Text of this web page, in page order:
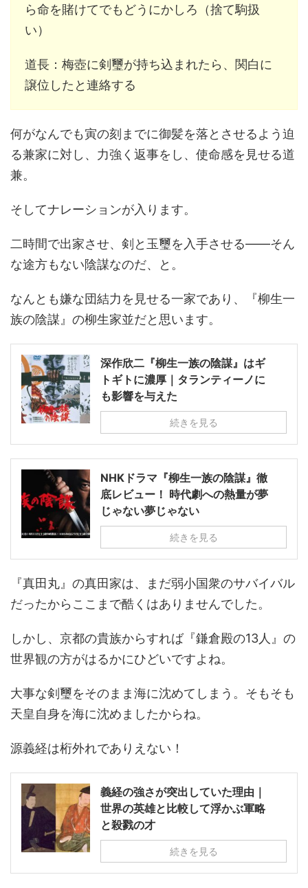
ら命を賭けてでもどうにかしろ（捨て駒扱
い）
道長：梅壺に剣璽が持ち込まれたら、関白に
譲位したと連絡する
何がなんでも寅の刻までに御髪を落とさせるよう迫
る兼家に対し、力強く返事をし、使命感を見せる道
兼。
そしてナレーションが入ります。
二時間で出家させ、剣と玉璽を入手させる――そん
な途方もない陰謀なのだ、と。
なんとも嫌な団結力を見せる一家であり、『柳生一
族の陰謀』の柳生家並だと思います。
深作欣二『柳生一族の陰謀』はギ
トギトに濃厚｜タランティーノに
も影響を与えた
続きを見る
NHKドラマ『柳生一族の陰謀』徹
底レビュー！ 時代劇への熱量が夢
じゃない夢じゃない
続きを見る
『真田丸』の真田家は、まだ弱小国衆のサバイバル
だったからここまで酷くはありませんでした。
しかし、京都の貴族からすれば『鎌倉殿の13人』の
世界観の方がはるかにひどいですよね。
大事な剣璽をそのまま海に沈めてしまう。そもそも
天皇自身を海に沈めましたからね。
源義経は桁外れでありえない！
義経の強さが突出していた理由｜
世界の英雄と比較して浮かぶ軍略
と殺戮の才
続きを見る